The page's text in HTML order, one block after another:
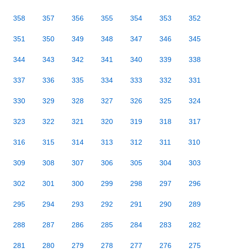
358 357 356 355 354 353 352
351 350 349 348 347 346 345
344 343 342 341 340 339 338
337 336 335 334 333 332 331
330 329 328 327 326 325 324
323 322 321 320 319 318 317
316 315 314 313 312 311 310
309 308 307 306 305 304 303
302 301 300 299 298 297 296
295 294 293 292 291 290 289
288 287 286 285 284 283 282
281 280 279 278 277 276 275